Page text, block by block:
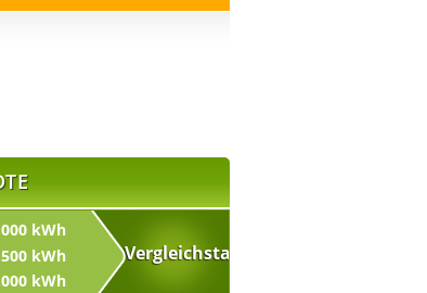
kWh
kWh
kWh